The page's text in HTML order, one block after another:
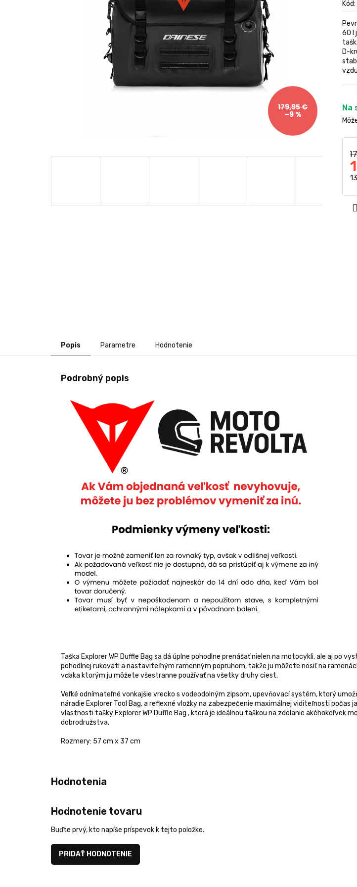
179,95 €
–9 %
Kód:
Na
60 l
D-
je
0,0
z
5
Popis Parametre Hodnotenie
Podrobný popis
Taška Explorer WP Duffle Bag sa dá úplne pohodlne prenášať nielen na motocykli, ale aj po
pohodlnej rukoväti a nastaviteľným ramenným popruhom, takže ju môžete nosiť na
vďaka ktorým ju môžete všestranne používať na všetky druhy ciest.
Veľké odnímateľné vonkajšie vrecko s vodeodolným zipsom, upevňovací systém, ktorý
náradie Explorer Tool Bag, a reflexné vložky na zabezpečenie maximálnej viditeľnosti počas
vlastnosti tašky Explorer WP Duffle Bag , ktorá je ideálnou taškou na zdolanie akéhokoľvek
dobrodružstva.
Rozmery: 57 cm x 37 cm
Hodnotenie tovaru
Buďte prvý, kto napíše príspevok k tejto položke.
PRIDAŤ HODNOTENIE